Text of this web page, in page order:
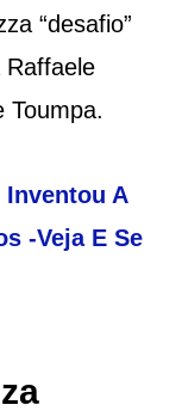
“desafio”
Toumpa.
Inventou A
-Veja E Se